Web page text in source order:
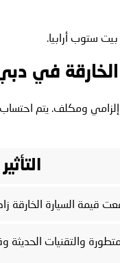
ستوب أرابيا.
الخارقة في
إلزامي ومكلف. يتم
قيمة السيارة الخارقة
والتقنيات